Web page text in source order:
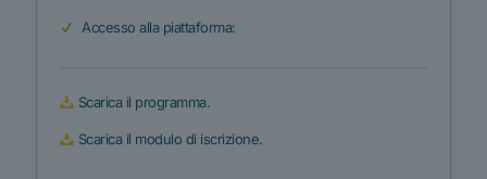
Accesso alla piattaforma:
Scarica il programma.
Scarica il modulo di iscrizione.